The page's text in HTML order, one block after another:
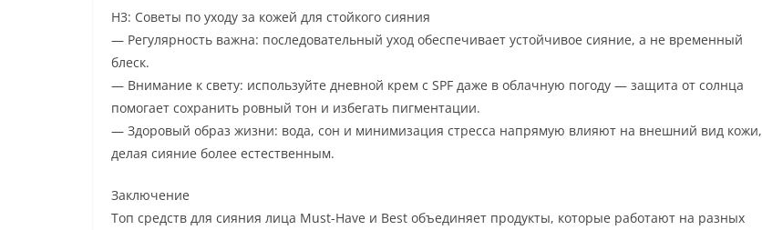
H3: Советы по уходу за кожей для стойкого сияния
— Регулярность важна: последовательный уход обеспечивает устойчивое сияние, а не временный
блеск.
— Внимание к свету: используйте дневной крем с SPF даже в облачную погоду — защита от солнца
помогает сохранить ровный тон и избегать пигментации.
— Здоровый образ жизни: вода, сон и минимизация стресса напрямую влияют на внешний вид кожи,
делая сияние более естественным.
Заключение
Топ средств для сияния лица Must-Have и Best объединяет продукты, которые работают на разных